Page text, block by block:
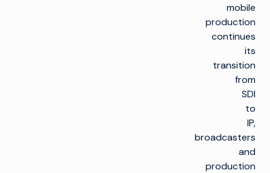
mobile
production
continues
its
transition
from
SDI
to
IP,
broadcasters
and
production